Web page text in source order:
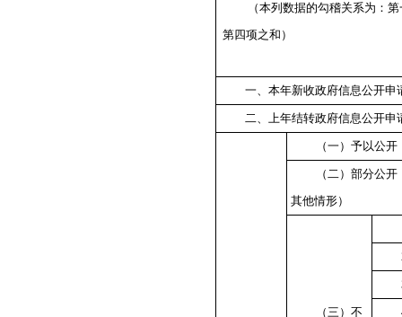
（本列数据的勾稽关系为：
第四项之和）
一、本年新收政府信息公开申
二、上年结转政府信息公开申
（一）予以公开
（二）部分公开
其他情形）
（三）不